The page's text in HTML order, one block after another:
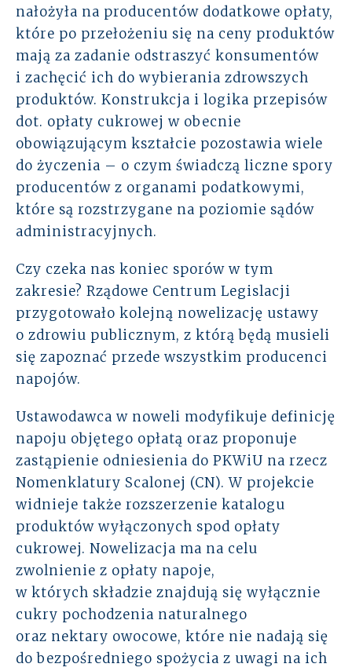
nałożyła na producentów dodatkowe opłaty,
które po przełożeniu się na ceny produktów
mają za zadanie odstraszyć konsumentów
i zachęcić ich do wybierania zdrowszych
produktów. Konstrukcja i logika przepisów
dot. opłaty cukrowej w obecnie
obowiązującym kształcie pozostawia wiele
do życzenia – o czym świadczą liczne spory
producentów z organami podatkowymi,
które są rozstrzygane na poziomie sądów
administracyjnych.
Czy czeka nas koniec sporów w tym
zakresie? Rządowe Centrum Legislacji
przygotowało kolejną nowelizację ustawy
o zdrowiu publicznym, z którą będą musieli
się zapoznać przede wszystkim producenci
napojów.
Ustawodawca w noweli modyfikuje definicję
napoju objętego opłatą oraz proponuje
zastąpienie odniesienia do PKWiU na rzecz
Nomenklatury Scalonej (CN). W projekcie
widnieje także rozszerzenie katalogu
produktów wyłączonych spod opłaty
cukrowej. Nowelizacja ma na celu
zwolnienie z opłaty napoje,
w których składzie znajdują się wyłącznie
cukry pochodzenia naturalnego
oraz nektary owocowe, które nie nadają się
do bezpośredniego spożycia z uwagi na ich